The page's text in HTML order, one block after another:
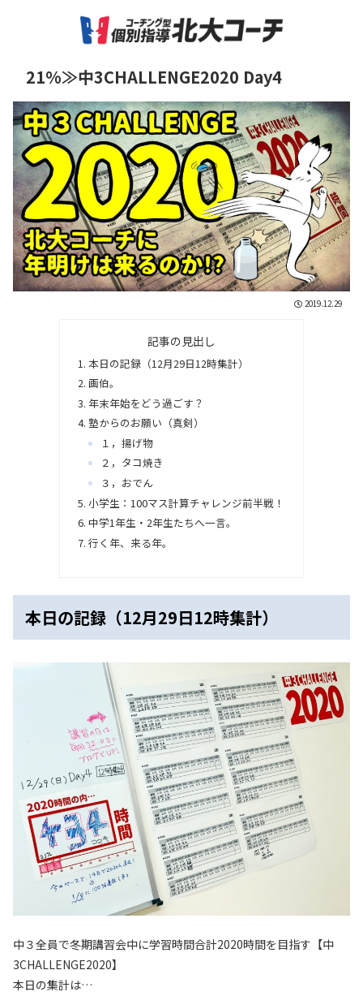
21%≫中3CHALLENGE2020 Day4
2019.12.29
記事の見出し
本日の記録（12月29日12時集計）
画伯。
年末年始をどう過ごす？
塾からのお願い（真剣）
１，揚げ物
２，タコ焼き
３，おでん
小学生：100マス計算チャレンジ前半戦！
中学1年生・2年生たちへ一言。
行く年、来る年。
本日の記録（12月29日12時集計）
中３全員で冬期講習会中に学習時間合計2020時間を目指す【中
3CHALLENGE2020】
本日の集計は…